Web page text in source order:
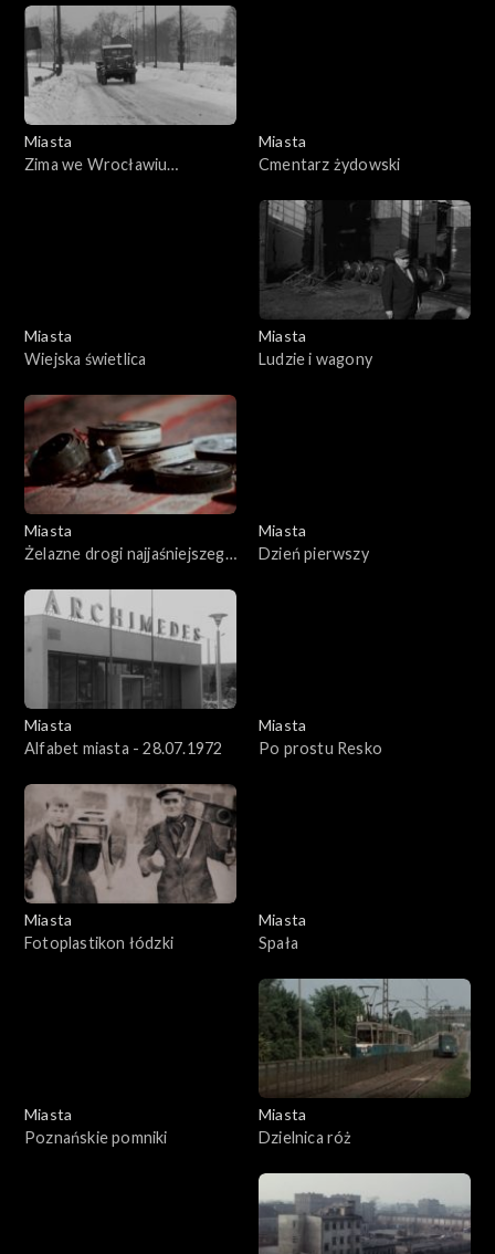
Miasta
Zima we Wrocławiu
Miasta
Cmentarz żydowski
Miasta
Wiejska świetlica
Miasta
Ludzie i wagony
Miasta
Żelazne drogi najjaśniejszego
Miasta
Dzień pierwszy
Miasta
Alfabet miasta - 28.07.1972
Miasta
Po prostu Resko
Miasta
Fotoplastikon łódzki
Miasta
Spała
Miasta
Poznańskie pomniki
Miasta
Dzielnica róż